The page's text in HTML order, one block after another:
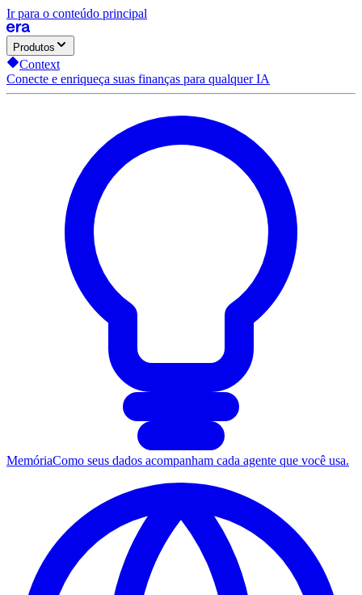
Ir para o conteúdo principal
Produtos
Context
Conecte e enriqueça suas finanças para qualquer IA
MemóriaComo seus dados acompanham cada agente que você usa.